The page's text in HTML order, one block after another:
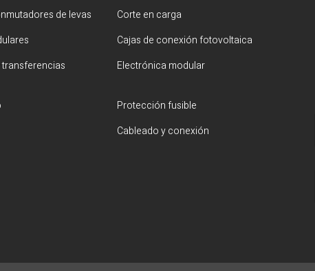
de levas
Corte en carga
Cajas de conexión fotovoltaica
Electrónica modular
Protección fusible
Cableado y conexión